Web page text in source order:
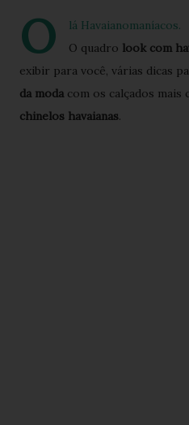
O
lá Havaianomaníacos.
O quadro look com
exibir para você, várias dicas
da modacom os calçados mais
chinelos havaianas.